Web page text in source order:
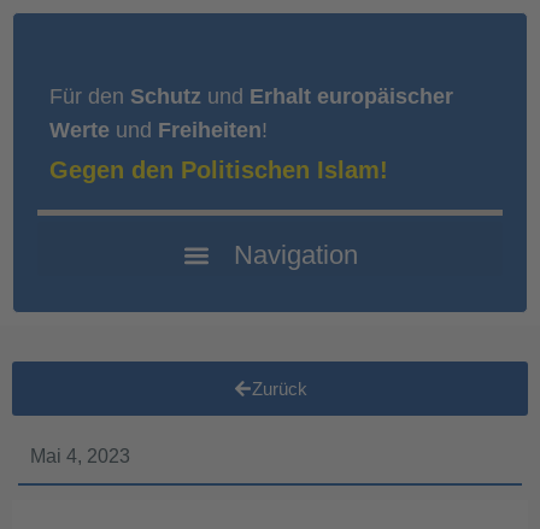
Für den Schutz und Erhalt europäischer
Werte und Freiheiten!
Gegen den Politischen Islam!
Zurück
Mai 4, 2023